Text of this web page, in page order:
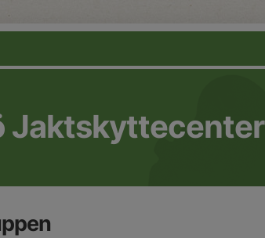
Jaktskyttecenter